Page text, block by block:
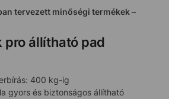
tervezett minőségi termékek –
pro állítható pad
400 kg-ig
gyors és biztonságos állítható